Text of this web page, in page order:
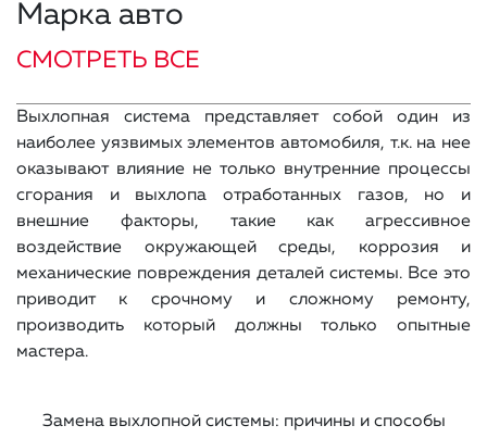
Марка авто
СМОТРЕТЬ ВСЕ
Выхлопная система представляет собой один из
наиболее уязвимых элементов автомобиля, т.к. на нее
оказывают влияние не только внутренние процессы
сгорания и выхлопа отработанных газов, но и
внешние факторы, такие как агрессивное
воздействие окружающей среды, коррозия и
механические повреждения деталей системы. Все это
приводит к срочному и сложному ремонту,
производить который должны только опытные
мастера.
Замена выхлопной системы: причины и способы